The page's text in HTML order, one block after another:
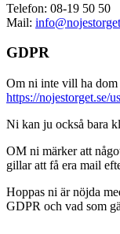
Telefon: 08-19 50 50
Mail:
GDPR
Om ni inte vill ha dom
https://nojestorget.se/
Ni kan ju också bara
OM ni märker att
gillar att få era mail
Hoppas ni är nöjda
GDPR och vad som